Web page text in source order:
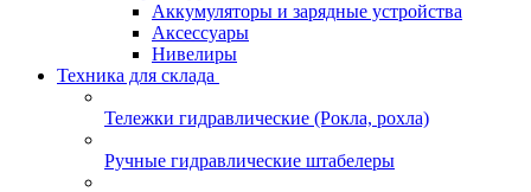
Аккумуляторы и зарядные устройства
Аксессуары
Нивелиры
Техника для склада
Тележки гидравлические (Рокла, рохла)
Ручные гидравлические штабелеры